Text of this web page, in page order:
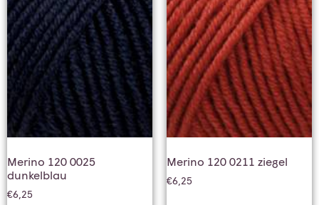
Merino 120 0025
dunkelblau
€6,25
Merino 120 0211 ziegel
€6,25